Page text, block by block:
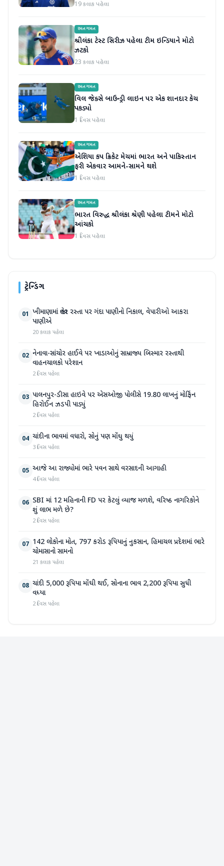
19 કલાક પહેલા
રમતગમત
શ્રીલંકા ટેસ્ટ સિરીઝ પહેલા ટીમ ઇન્ડિયાને મોટો
ઝટકો
23 કલાક પહેલા
રમતગમત
વિલ જેક્સે બાઉન્ડ્રી લાઇન પર એક શાનદાર કેચ
પકડ્યો
1 દિવસ પહેલા
રમતગમત
એશિયા કપ ક્રિકેટ મેચમાં ભારત અને પાકિસ્તાન
ફરી એકવાર આમને-સામને થશે
1 દિવસ પહેલા
રમતગમત
ભારત વિરુદ્ધ શ્રીલંકા શ્રેણી પહેલા ટીમને મોટો
આંચકો
1 દિવસ પહેલા
ટ્રેન્ડિંગ
01 ખીમાણામાં જાહેર રસ્તા પર ગંદા પાણીનો નિકાલ, વેપારીઓ આકરા
પાણીએ
20 કલાક પહેલા
02 નેનાવા-સાંચોર હાઈવે પર ખાડાઓનું સામ્રાજ્ય બિસ્માર રસ્તાથી
વાહનચાલકો પરેશાન
2 દિવસ પહેલા
03 પાલનપુર-ડીસા હાઇવે પર એસઓજી પોલીસે 19.80 લાખનું મોર્ફિન
હિરોઈન ઝડપી પાડ્યું
2 દિવસ પહેલા
04 ચાંદીના ભાવમાં વધારો, સોનું પણ મોંઘુ થયું
3 દિવસ પહેલા
05 આજે આ રાજ્યોમાં ભારે પવન સાથે વરસાદની આગાહી
4 દિવસ પહેલા
06 SBI માં 12 મહિનાની FD પર કેટલું વ્યાજ મળશે, વરિષ્ઠ નાગરિકોને
શું લાભ મળે છે?
2 દિવસ પહેલા
07 142 લોકોના મોત, 797 કરોડ રૂપિયાનું નુકસાન, હિમાચલ પ્રદેશમાં ભારે
ચોમાસાનો સામનો
21 કલાક પહેલા
08 ચાંદી 5,000 રૂપિયા મોંઘી થઈ, સોનાના ભાવ 2,200 રૂપિયા સુધી
વધ્યા
2 દિવસ પહેલા